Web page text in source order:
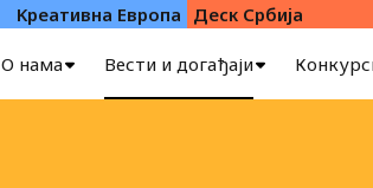
Kреативна Eвропа Деск Србија
О нама Вести и догађаји